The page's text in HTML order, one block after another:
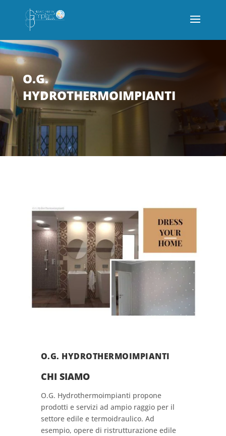
O.G.
HYDROTHERMOIMPIANTI
O.G. HYDROTHERMOIMPIANTI
CHI SIAMO
O.G. Hydrothermoimpianti propone
prodotti e servizi ad ampio raggio per il
settore edile e termoidraulico. Ad
esempio, opere di ristrutturazione edile